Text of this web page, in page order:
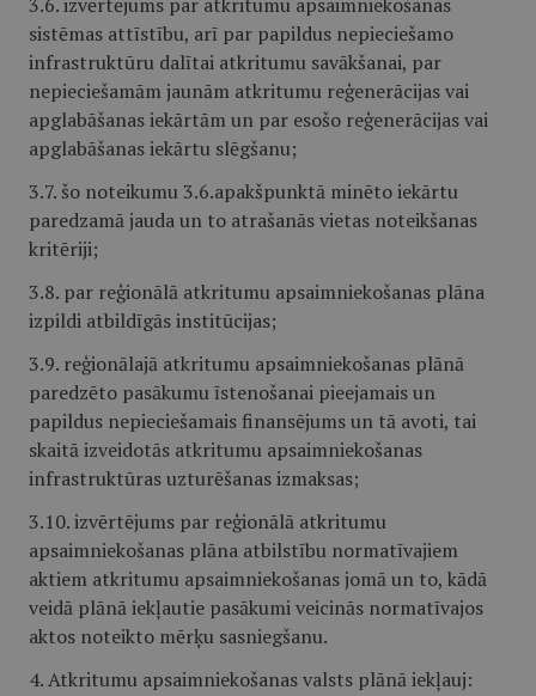
sistēmas attīstību, arī par papildus nepieciešamo
infrastruktūru dalītai atkritumu savākšanai, par
nepieciešamām jaunām atkritumu reģenerācijas vai
apglabāšanas iekārtām un par esošo reģenerācijas vai
apglabāšanas iekārtu slēgšanu;
3.7. šo noteikumu 3.6.apakšpunktā minēto iekārtu
paredzamā jauda un to atrašanās vietas noteikšanas
kritēriji;
3.8. par reģionālā atkritumu apsaimniekošanas plāna
izpildi atbildīgās institūcijas;
3.9. reģionālajā atkritumu apsaimniekošanas plānā
paredzēto pasākumu īstenošanai pieejamais un
papildus nepieciešamais finansējums un tā avoti, tai
skaitā izveidotās atkritumu apsaimniekošanas
infrastruktūras uzturēšanas izmaksas;
3.10. izvērtējums par reģionālā atkritumu
apsaimniekošanas plāna atbilstību normatīvajiem
aktiem atkritumu apsaimniekošanas jomā un to, kādā
veidā plānā iekļautie pasākumi veicinās normatīvajos
aktos noteikto mērķu sasniegšanu.
4. Atkritumu apsaimniekošanas valsts plānā iekļauj: